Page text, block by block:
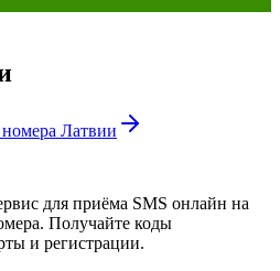
Латвии
для приёма SMS онлайн на
Получайте коды
и регистрации.